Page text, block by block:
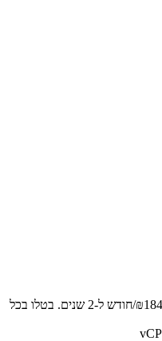
מתחדש ב-⁦184.99⁩₪/חודש ל-2 שנים. בטלו בכל